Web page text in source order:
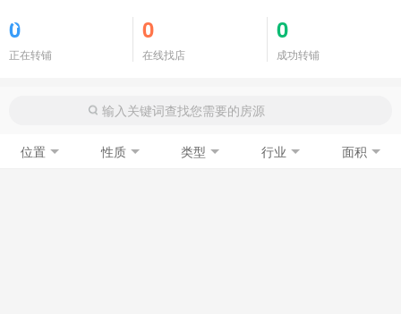
0
正在转铺
0
在线找店
0
成功转铺
位置 性质 类型 行业 面积